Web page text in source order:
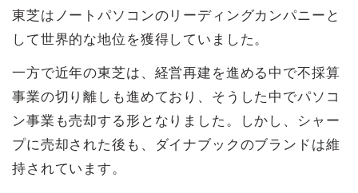
東芝はノートパソコンのリーディングカンパニーと
して世界的な地位を獲得していました。
一方で近年の東芝は、経営再建を進める中で不採算
事業の切り離しも進めており、そうした中でパソコ
ン事業も売却する形となりました。しかし、シャー
プに売却された後も、ダイナブックのブランドは維
持されています。